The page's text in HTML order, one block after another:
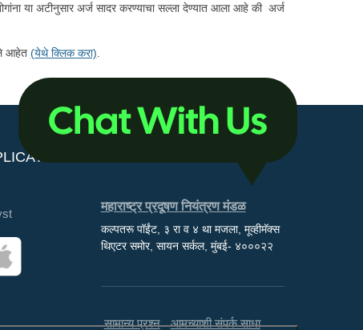
या अटीनुसार अर्ज सादर करण्याचा सल्ला देण्यात आला आहे की अर्ज
आहेत (येथे क्लिक करा)
महाराष्ट्र प्रदूषण नियंत्रण मंडळ
कल्पतरू पॉईंट, ३ रा व ४ था मजला, मूव्हीमॅक्स
थिएटर समोर, सायन सर्कल, मुंबई- ४०००२२
सामान्य प्रश्न आमच्याशी संपर्क साधा